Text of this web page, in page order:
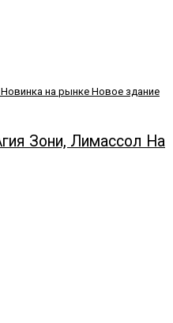
Новинка на рынке Новое здание
Зони, Лимассол На